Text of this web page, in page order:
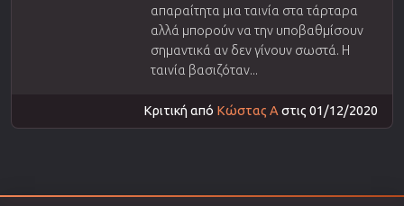
απαραίτητα μια ταινία στα τάρταρα
αλλά μπορούν να την υποβαθμίσουν
σημαντικά αν δεν γίνουν σωστά. Η
ταινία βασιζόταν...
Κριτική από Κώστας Αστις 01/12/2020